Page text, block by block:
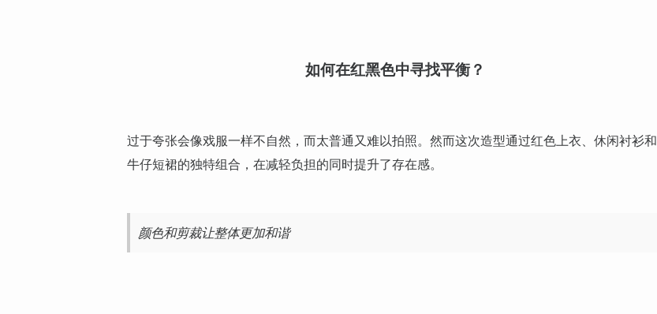
如何在红黑色中寻找平衡？
过于夸张会像戏服一样不自然，而太普通又难以拍照。然而这次造型通过红色上衣、休闲衬衫和
牛仔短裙的独特组合，在减轻负担的同时提升了存在感。
颜色和剪裁让整体更加和谐